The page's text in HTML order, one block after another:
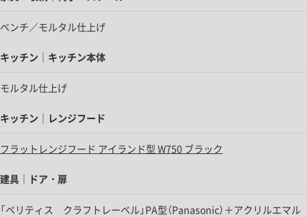
ベンチ／モルタル仕上げ
キッチン｜キッチン本体
モルタル仕上げ
キッチン｜レンジフード
フラットレンジフード アイランド型 W750 ブラック
建具｜ドア・扉
「ベリティス クラフトレーベル」PA型（Panasonic）＋アクリルエマル